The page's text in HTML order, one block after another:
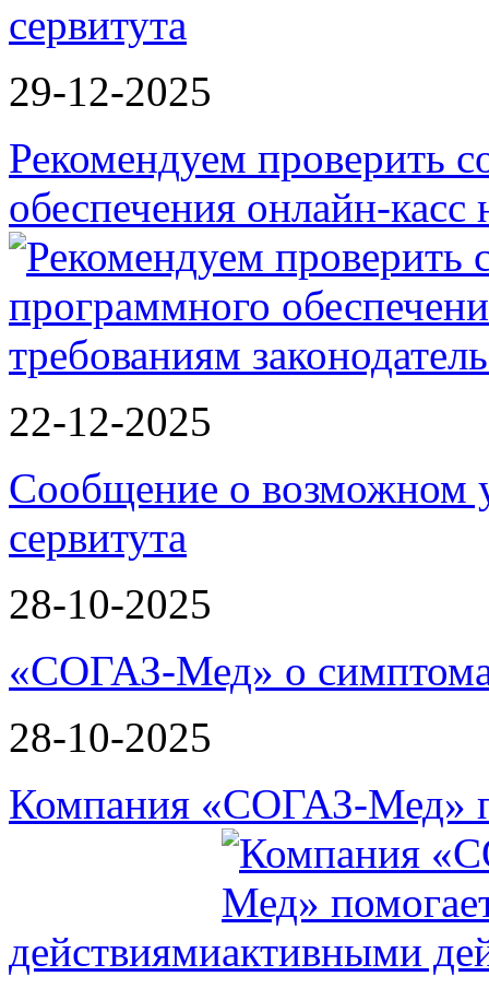
сервитута
29-12-2025
Рекомендуем проверить
обеспечения онлайн-
22-12-2025
Сообщение о возможном
сервитута
28-10-2025
«СОГАЗ-Мед» о
28-10-2025
Компания «СОГАЗ-Мед»
действиями